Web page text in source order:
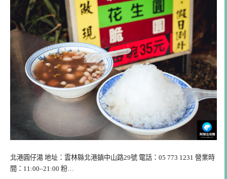
北港圓仔湯 地址：雲林縣北港鎮中山路29號 電話：05 773 1231 營業時
間：11:00–21:00 粉…